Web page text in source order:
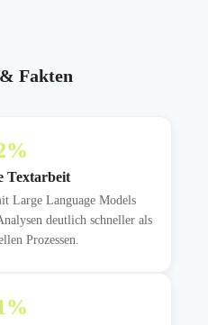
Fakten
%
Textarbeit
Large Language Models
deutlich schneller als
Prozessen.
%